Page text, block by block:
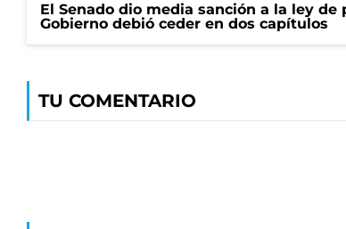
El Senado dio media sanción a la ley
Gobierno debió ceder en dos capítulos
TU COMENTARIO